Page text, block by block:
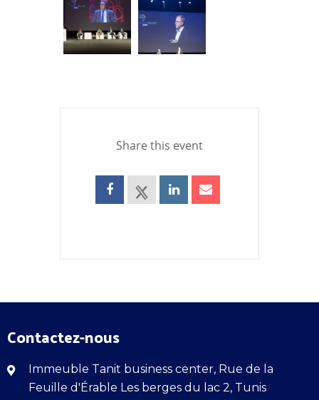
Share this event
Contactez-nous
Immeuble Tanit business center, Rue de la
Feuille d'Érable Les berges du lac 2, Tunis